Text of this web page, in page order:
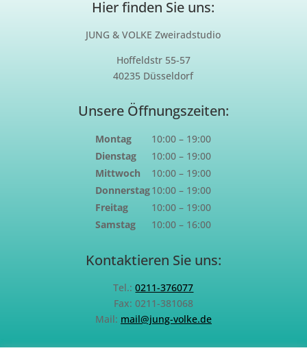
Hier finden Sie uns:
JUNG & VOLKE Zweiradstudio
Hoffeldstr 55-57
40235 Düsseldorf
Unsere Öffnungszeiten:
Montag
10:00 – 19:00
Dienstag
10:00 – 19:00
Mittwoch
10:00 – 19:00
Donnerstag10:00 – 19:00
Freitag
10:00 – 19:00
Samstag
10:00 – 16:00
Kontaktieren Sie uns:
Tel.:0211-376077
Fax: 0211-381068
Mail: mail@jung-volke.de